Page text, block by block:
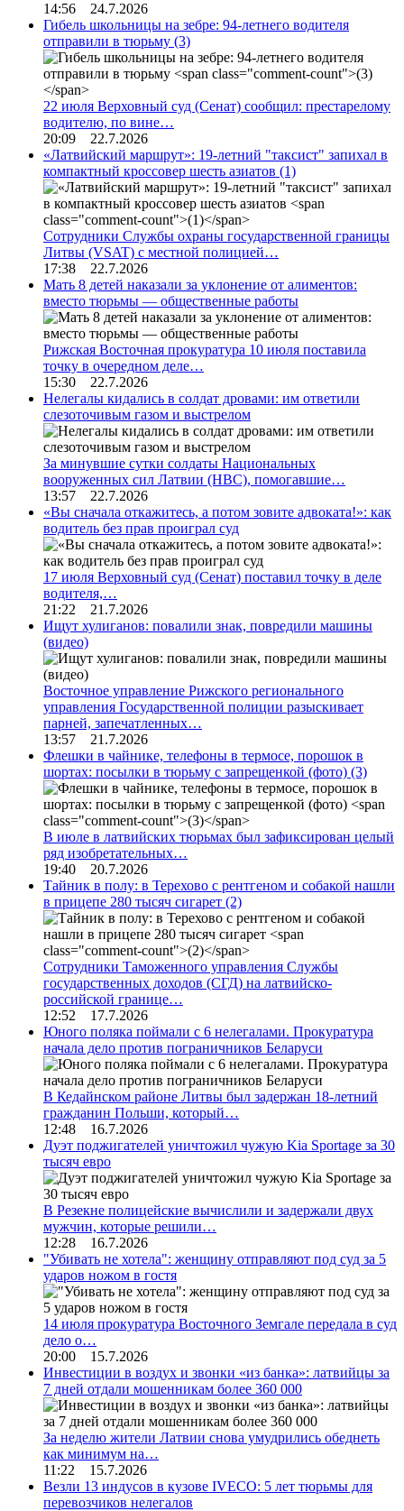
14:56 24.7.2026
Гибель школьницы на зебре: 94-летнего водителя
отправили в тюрьму (3)
22 июля Верховный суд (Сенат) сообщил: престарелому
водителю, по вине…
20:09 22.7.2026
«Латвийский маршрут»: 19-летний "таксист" запихал в
компактный кроссовер шесть азиатов (1)
Сотрудники Службы охраны государственной границы
Литвы (VSAT) с местной полицией…
17:38 22.7.2026
Мать 8 детей наказали за уклонение от алиментов:
вместо тюрьмы — общественные работы
Рижская Восточная прокуратура 10 июля поставила
точку в очередном деле…
15:30 22.7.2026
Нелегалы кидались в солдат дровами: им ответили
слезоточивым газом и выстрелом
За минувшие сутки солдаты Национальных
вооруженных сил Латвии (НВС), помогавшие…
13:57 22.7.2026
«Вы сначала откажитесь, а потом зовите адвоката!»: как
водитель без прав проиграл суд
17 июля Верховный суд (Сенат) поставил точку в деле
водителя,…
21:22 21.7.2026
Ищут хулиганов: повалили знак, повредили машины
(видео)
Восточное управление Рижского регионального
управления Государственной полиции разыскивает
парней, запечатленных…
13:57 21.7.2026
Флешки в чайнике, телефоны в термосе, порошок в
шортах: посылки в тюрьму с запрещенкой (фото) (3)
В июле в латвийских тюрьмах был зафиксирован целый
ряд изобретательных…
19:40 20.7.2026
Тайник в полу: в Терехово с рентгеном и собакой нашли
в прицепе 280 тысяч сигарет (2)
Сотрудники Таможенного управления Службы
государственных доходов (СГД) на латвийско-
российской границе…
12:52 17.7.2026
Юного поляка поймали с 6 нелегалами. Прокуратура
начала дело против пограничников Беларуси
В Кедайнском районе Литвы был задержан 18-летний
гражданин Польши, который…
12:48 16.7.2026
Дуэт поджигателей уничтожил чужую Kia Sportage за 30
тысяч евро
В Резекне полицейские вычислили и задержали двух
мужчин, которые решили…
12:28 16.7.2026
"Убивать не хотела": женщину отправляют под суд за 5
ударов ножом в гостя
14 июля прокуратура Восточного Земгале передала в суд
дело о…
20:00 15.7.2026
Инвестиции в воздух и звонки «из банка»: латвийцы за
7 дней отдали мошенникам более 360 000
За неделю жители Латвии снова умудрились обеднеть
как минимум на…
11:22 15.7.2026
Везли 13 индусов в кузове IVECO: 5 лет тюрьмы для
перевозчиков нелегалов